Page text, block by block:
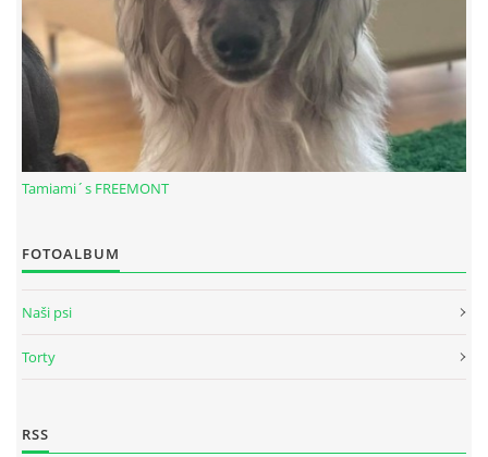
© 2026 eStránky.sk|RSS
Tamiami´s FREEMONT
FOTOALBUM
Naši psi
Torty
RSS